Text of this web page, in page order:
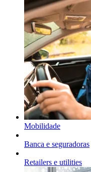
Mobilidade
Banca e seguradoras
Retailers e utilities